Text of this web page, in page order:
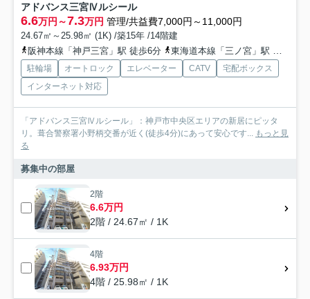
アドバンス三宮Ⅳルシール
6.6万円～7.3万円 管理/共益費7,000円～11,000円
24.67㎡～25.98㎡ (1K) /築15年 /14階建
阪神本線「神戸三宮」駅 徒歩6分
東海道本線「三ノ宮」駅 徒歩9分
駐輪場 オートロック エレベーター CATV
宅配ボックス
インターネット対応
「アドバンス三宮Ⅳルシール」：神戸市中央区エリアの新居にピッタ
リ。葺合警察署小野柄交番が近く(徒歩4分)にあって安心です...
もっと見
る
募集中の部屋
2階
6.6万円
2階 / 24.67㎡ / 1K
4階
6.93万円
4階 / 25.98㎡ / 1K